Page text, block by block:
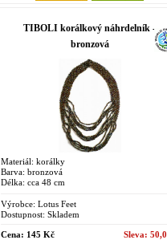
TIBOLI korálkový náhrdelník -
bronzová
Materiál: korálky
Barva: bronzová
Délka: cca 48 cm
Výrobce: Lotus Feet
Dostupnost: Skladem
Cena: 145 Kč Sleva: